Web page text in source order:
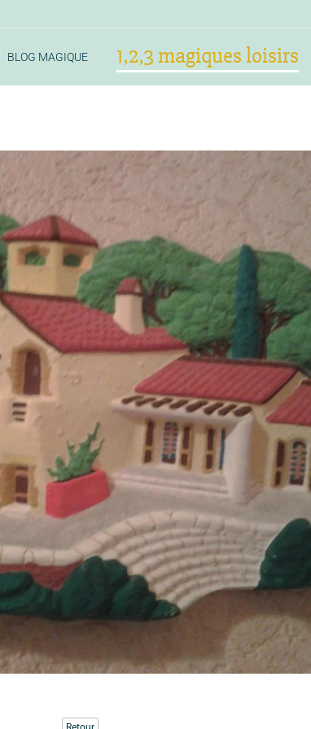
BLOG MAGIQUE 1,2,3 magiques loisirs